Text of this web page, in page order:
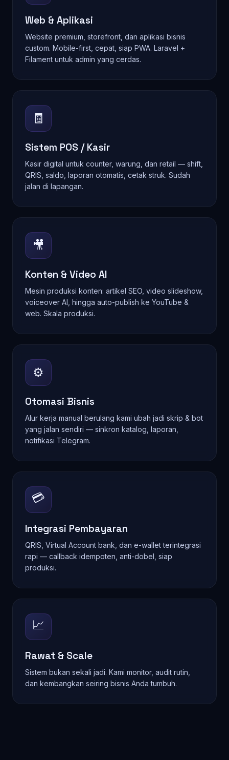
Web & Aplikasi
Website premium, storefront, dan aplikasi bisnis
custom. Mobile-first, cepat, siap PWA. Laravel +
Filament untuk admin yang cerdas.
🧾
Sistem POS / Kasir
Kasir digital untuk counter, warung, dan retail — shift,
QRIS, saldo, laporan otomatis, cetak struk. Sudah
jalan di lapangan.
🎥
Konten & Video AI
Mesin produksi konten: artikel SEO, video slideshow,
voiceover AI, hingga auto-publish ke YouTube &
web. Skala produksi.
⚙️
Otomasi Bisnis
Alur kerja manual berulang kami ubah jadi skrip & bot
yang jalan sendiri — sinkron katalog, laporan,
notifikasi Telegram.
💳
Integrasi Pembayaran
QRIS, Virtual Account bank, dan e-wallet terintegrasi
rapi — callback idempoten, anti-dobel, siap
produksi.
📈
Rawat & Scale
Sistem bukan sekali jadi. Kami monitor, audit rutin,
dan kembangkan seiring bisnis Anda tumbuh.